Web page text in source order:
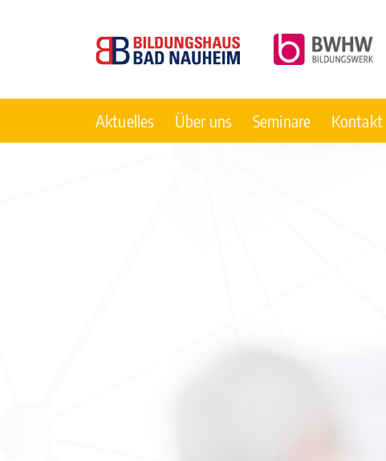
Aktuelles Über uns Seminare Kontakt